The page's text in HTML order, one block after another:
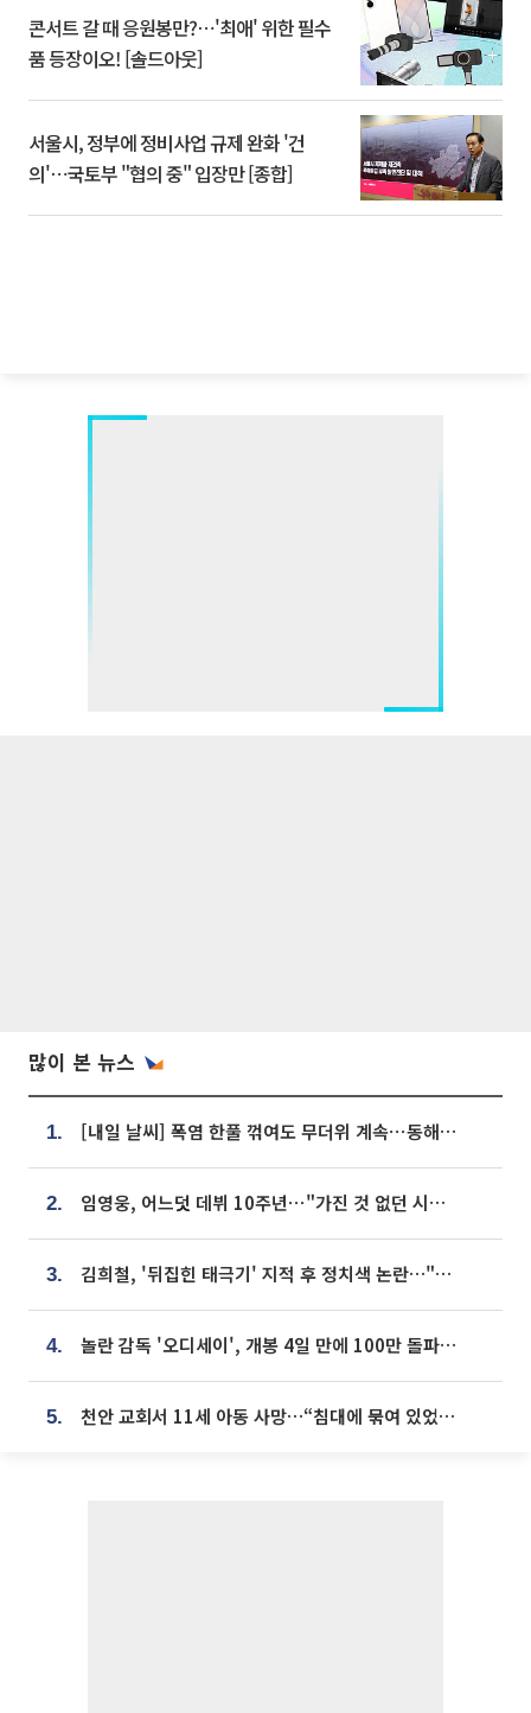
콘서트 갈 때 응원봉만?⋯'최애' 위한 필수
품 등장이오! [솔드아웃]
서울시, 정부에 정비사업 규제 완화 '건
의'⋯국토부 "협의 중" 입장만 [종합]
많이 본 뉴스
1. [내일 날씨] 폭염 한풀 꺾여도 무더위 계속⋯동해안 이틀 연속 비
2. 임영웅, 어느덧 데뷔 10주년⋯"가진 것 없던 시절, 내 앞엔 20명의 팬뿐"
3. 김희철, '뒤집힌 태극기' 지적 후 정치색 논란…"좌우 떠나 우리나라 국기"
4. 놀란 감독 '오디세이', 개봉 4일 만에 100만 돌파⋯'왕사남' 보다 빠르다
5. 천안 교회서 11세 아동 사망…“침대에 묶여 있었다” 진술 확보